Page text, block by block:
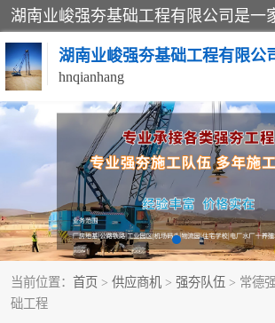
湖南业峻强夯基础工程有限公
hnqianhang
当前位置： 首页 > 供应商机 > 强夯队伍 > 常德
础工程
强夯施工案例 强夯机
强夯施工工程 强夯施
强夯队伍